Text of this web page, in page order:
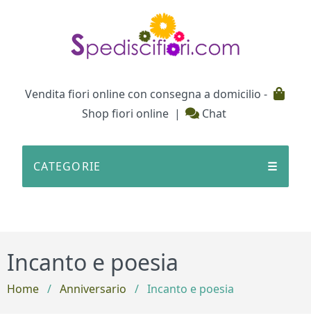
Vendita fiori online con consegna a domicilio -
Shop fiori online | Chat
CATEGORIE ☰
Incanto e poesia
Home / Anniversario / Incanto e poesia